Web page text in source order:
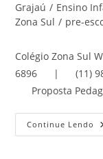
Grajaú / Ensino
Zona Sul / pre-
Colégio Zona Sul
6896 | (11)
Proposta
Continue Lendo